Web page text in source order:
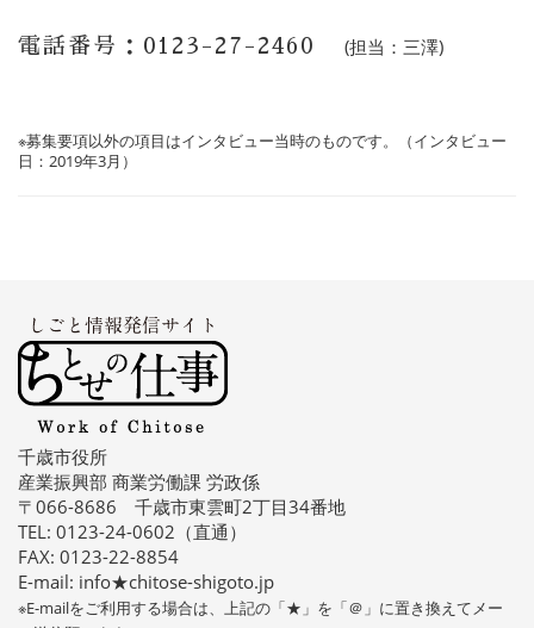
電話番号：0123-27-2460 (担当：三澤)
※募集要項以外の項目はインタビュー当時のものです。（インタビュー
日：2019年3月）
千歳市役所
産業振興部 商業労働課 労政係
〒066-8686 千歳市東雲町2丁目34番地
TEL: 0123-24-0602（直通）
FAX: 0123-22-8854
E-mail: info★chitose-shigoto.jp
※E-mailをご利用する場合は、上記の「★」を「＠」に置き換えてメー